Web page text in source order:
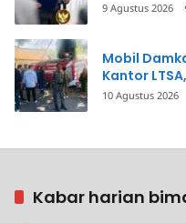
Prioritasnya
9 Agustus 2026
Mobil
Kantor
10 Agustus 2026
Kabar harian